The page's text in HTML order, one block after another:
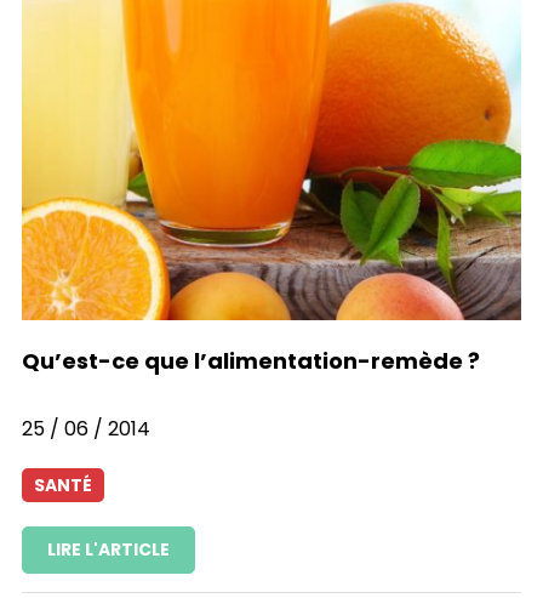
Qu’est-ce que l’alimentation-remède ?
25 / 06 / 2014
SANTÉ
LIRE L'ARTICLE